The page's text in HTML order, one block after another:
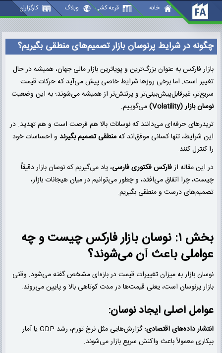
چگونه در شرایط پرنوسان بازار تصمیم‌های منطقی بگیریم؟
خانه قرعه کشی وبلاگ کارگزاران
چگونه در شرایط پرنوسان بازار تصمیم‌های منطقی بگیریم؟
بازار فارکس به عنوان بزرگ‌ترین و پویا‌ترین بازار مالی جهان، همیشه در حال
تغییر است. اما برخی روزها شرایط خاصی پیش می‌آید که حرکات قیمت
سریع‌تر، غیرقابل‌پیش‌بینی‌تر و پرتنش‌تر از همیشه می‌شوند؛ به این وضعیت
نوسان بازار (Volatility)
می‌گوییم.
تریدرهای حرفه‌ای می‌دانند که نوسانات بالا هم فرصت است و هم تهدید. در
این شرایط، تنها کسانی موفق‌اند کهمنطقی تصمیم بگیرند و احساسات خود
را کنترل کنند.
در این مقاله ازفارکس فکتوری فارسی، یاد می‌گیریم که نوسان بازار دقیقاً
چیست، چرا اتفاق می‌افتد، و چطور می‌توانیم در میان هیجانات بازار،
تصمیم‌های درست و منطقی بگیریم.
بخش ۱: نوسان بازار فارکس چیست و چه
عواملی باعث آن می‌شوند؟
نوسان بازار به میزان تغییرات قیمت در بازه‌ای مشخص گفته می‌شود. وقتی
بازار پرنوسان است، یعنی قیمت‌ها در مدت کوتاهی بالا و پایین می‌روند.
عوامل اصلی ایجاد نوسان:
انتشار داده‌های اقتصادی:
گزارش‌هایی مثل نرخ تورم، رشد GDP یا آمار
بیکاری معمولاً باعث واکنش سریع بازار می‌شوند.